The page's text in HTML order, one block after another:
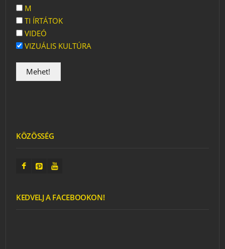
M
TI ÍRTÁTOK
VIDEÓ
VIZUÁLIS KULTÚRA
KÖZÖSSÉG
KEDVELJ A FACEBOOKON!